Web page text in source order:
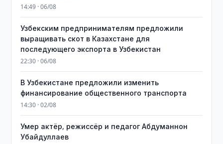
14:49 · 06/08
Узбекским предпринимателям предложили
выращивать скот в Казахстане для
последующего экспорта в Узбекистан
22:30 · 06/08
В Узбекистане предложили изменить
финансирование общественного транспорта
14:30 · 02/08
Умер актёр, режиссёр и педагог Абдуманнон
Убайдуллаев